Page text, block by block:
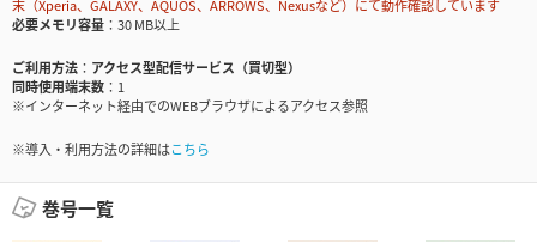
末（Xperia、GALAXY、AQUOS、ARROWS、Nexusなど）にて動作確認しています
必要メモリ容量
30 MB以上
ご利用方法
アクセス型配信サービス（買切型）
同時使用端末数
1
※インターネット経由でのWEBブラウザによるアクセス参照
※導入・利用方法の詳細はこちら
巻号一覧